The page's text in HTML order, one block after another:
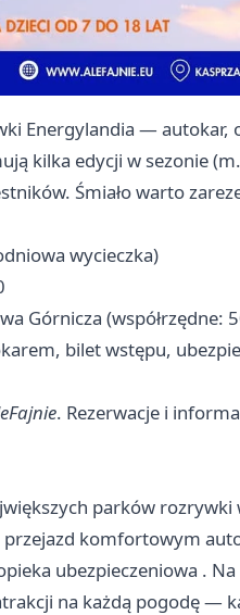
Energylandia — autokar,
kilka edycji w sezonie
Śmiało warto
wycieczka)
Górnicza (współrzędne:
bilet wstępu,
. Rezerwacje i
parków
przejazd komfortowym
ubezpieczeniowa .
na każdą pogodę —